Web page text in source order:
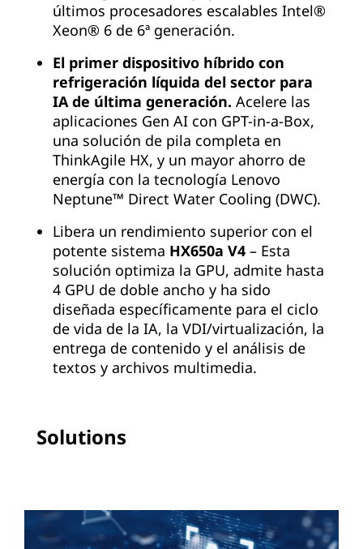
últimos procesadores escalables Intel®
Xeon® 6 de 6ª generación.
El primer dispositivo híbrido con
refrigeración líquida del sector para
IA de última generación. Acelere las
aplicaciones Gen AI con GPT-in-a-Box,
una solución de pila completa en
ThinkAgile HX, y un mayor ahorro de
energía con la tecnología Lenovo
Neptune™ Direct Water Cooling (DWC).
Libera un rendimiento superior con el
potente sistema HX650a V4 – Esta
solución optimiza la GPU, admite hasta
4 GPU de doble ancho y ha sido
diseñada específicamente para el ciclo
de vida de la IA, la VDI/virtualización, la
entrega de contenido y el análisis de
textos y archivos multimedia.
Solutions